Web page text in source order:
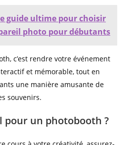
guide ultime pour choisir
photo pour débutants
c’est rendre votre événement
et mémorable, tout en
une manière amusante de
souvenirs.
pour un photobooth ?